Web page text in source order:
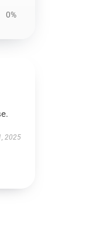
0%
2025